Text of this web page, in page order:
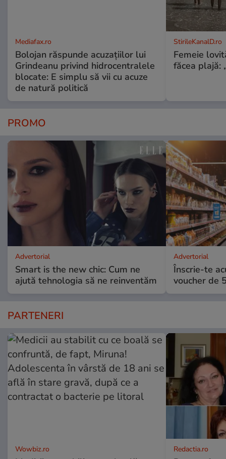
Mediafax.ro
Bolojan răspunde acuzațiilor lui
Grindeanu privind hidrocentralele
blocate: E simplu să vii cu acuze
de natură politică
StirileKanalD.ro
Femeie
făcea plajă:
PROMO
Advertorial
Smart is the new chic: Cum ne
ajută tehnologia să ne reinventăm
Advertorial
Înscrie-te
voucher de
PARTENERI
Wowbiz.ro Redactia.ro